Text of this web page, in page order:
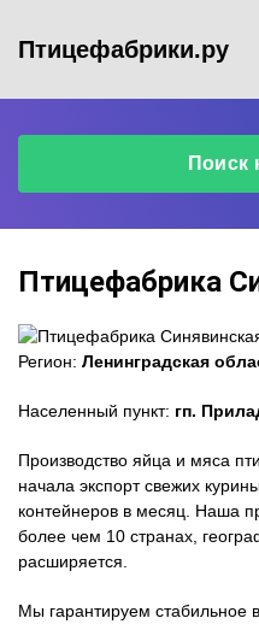
Птицефабрики.ру
Поиск
Птицефабрика
Регион: Ленинградская
Населенный пункт: гп.
Производство яйца и мяса
начала экспорт свежих
контейнеров в месяц. Наша
более чем 10 странах,
расширяется.
Мы гарантируем стабильное